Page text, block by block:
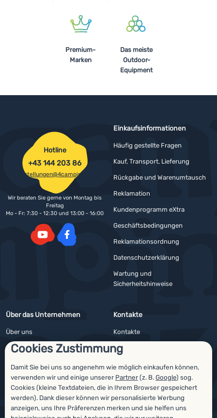
Cookies Zustimmung
Damit Sie bei uns so angenehm wie möglich einkaufen können,
verwenden wir und einige unserer Partner(z. B.Google) sog.
Cookies (kleine Textdateien, die in Ihrem Browser gespeichert
werden). Dank dieser können wir personalisierte Werbung
anzeigen, uns Ihre Präferenzen merken und sie helfen uns
Premium-
Marken
Das meiste
Outdoor-
Equipment
Einkaufsinformationen
Häufig gestellte Fragen
Kauf, Transport, Lieferung
Rückgabe und Warenumtausch
Reklamation
Kundenprogramm eXtra
Geschäftsbedingungen
Reklamationsordnung
Datenschutzerklärung
Wartung und
Sicherheitshinweise
Über das Unternehmen
Über uns
Impressum
4camping4nature
Unsere Tester
Kontakte
Kontakte
Angebote für Firmen und Vereine
Newsletter
Hotline
+43 144 203 86
bestellungen@4camping.at
Wir beraten Sie gerne von Montag bis
Freitag
Mo - Fr: 7:30 - 12:30 und 13:00 - 16:00